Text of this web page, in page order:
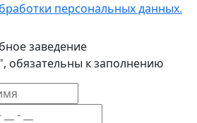
персональных данных.
заведение
обязательны к заполнению